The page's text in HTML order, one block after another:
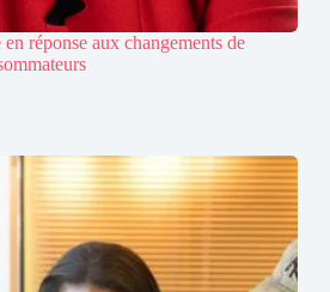
réponse aux changements de